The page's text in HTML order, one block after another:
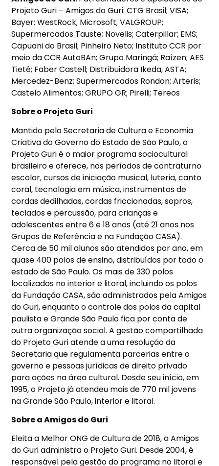
Projeto Guri – Amigos do Guri: CTG Brasil; VISA;
Bayer; WestRock; Microsoft; VALGROUP;
Supermercados Tauste; Novelis; Caterpillar; EMS;
Capuani do Brasil; Pinheiro Neto; Instituto CCR por
meio da CCR AutoBAn; Grupo Maringá; Raízen; AES
Tietê; Faber Castell; Distribuidora Ikeda, ASTA;
Mercedez-Benz; Supermercados Rondon; Arteris;
Castelo Alimentos; GRUPO GR; Pirelli; Tereos
Sobre o Projeto Guri
Mantido pela Secretaria de Cultura e Economia
Criativa do Governo do Estado de São Paulo, o
Projeto Guri é o maior programa sociocultural
brasileiro e oferece, nos períodos de contraturno
escolar, cursos de iniciação musical, luteria, canto
coral, tecnologia em música, instrumentos de
cordas dedilhadas, cordas friccionadas, sopros,
teclados e percussão, para crianças e
adolescentes entre 6 e 18 anos (até 21 anos nos
Grupos de Referência e na Fundação CASA).
Cerca de 50 mil alunos são atendidos por ano, em
quase 400 polos de ensino, distribuídos por todo o
estado de São Paulo. Os mais de 330 polos
localizados no interior e litoral, incluindo os polos
da Fundação CASA, são administrados pela Amigos
do Guri, enquanto o controle dos polos da capital
paulista e Grande São Paulo fica por conta de
outra organização social. A gestão compartilhada
do Projeto Guri atende a uma resolução da
Secretaria que regulamenta parcerias entre o
governo e pessoas jurídicas de direito privado
para ações na área cultural. Desde seu início, em
1995, o Projeto já atendeu mais de 770 mil jovens
na Grande São Paulo, interior e litoral.
Sobre a Amigos do Guri
Eleita a Melhor ONG de Cultura de 2018, a Amigos
do Guri administra o Projeto Guri. Desde 2004, é
responsável pela gestão do programa no litoral e